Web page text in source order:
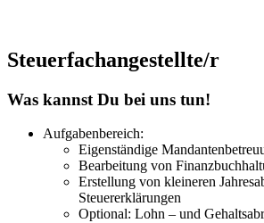
Steuerfachangestellte/r
Was kannst Du bei uns tun!
Aufgabenbereich:
Eigenständige
Bearbeitung von
Erstellung von kleineren
Steuererklärungen
Optional: Lohn – und